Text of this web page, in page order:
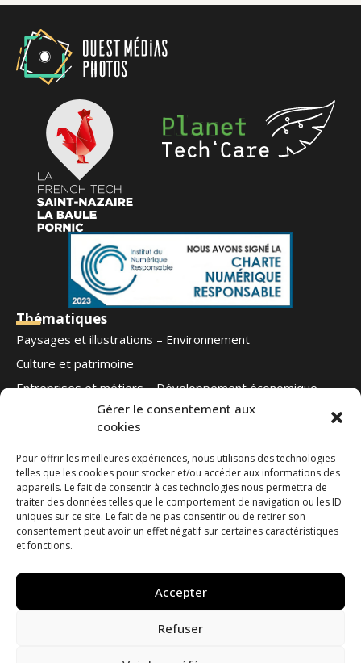
Gérer le consentement aux
cookies
Pour offrir les meilleures expériences, nous utilisons des technologies
telles que les cookies pour stocker et/ou accéder aux informations des
appareils. Le fait de consentir à ces technologies nous permettra de
traiter des données telles que le comportement de navigation ou les ID
uniques sur ce site. Le fait de ne pas consentir ou de retirer son
consentement peut avoir un effet négatif sur certaines caractéristiques
et fonctions.
Accepter
Refuser
Thématiques
Paysages et illustrations – Environnement
Culture et patrimoine
Entreprises et métiers – Développement économique
Football – Autres sports
Qui sommes-nous
Blog
Contact
Ouest Médias
Nous suivre
Contactez-nous
phototheque@ouestmedias.com
Demander l'accès à la photothèque